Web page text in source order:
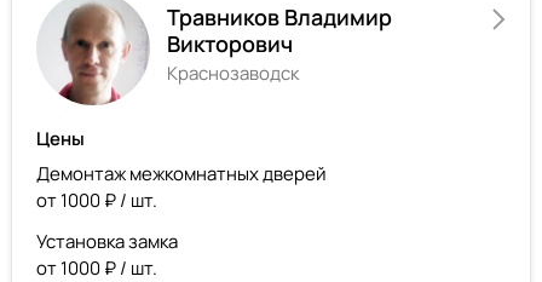
Травников Владимир
Викторович
Краснозаводск
Цены
Демонтаж межкомнатных дверей
от 1000 ₽ / шт.
Установка замка
от 1000 ₽ / шт.